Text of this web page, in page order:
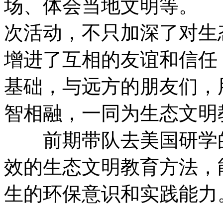
场、体会当地文明
次活动，不只加深了对
增进了互相的友谊和信
基础，与远方的朋友们
智相融，一同为生态
前期带队去美国研学
效的生态文明教育方法
生的环保意识和实